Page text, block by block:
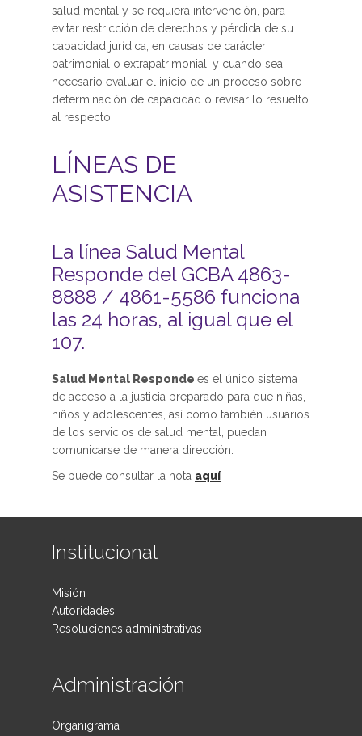
salud mental y se requiera intervención, para
evitar restricción de derechos y pérdida de su
capacidad jurídica, en causas de carácter
patrimonial o extrapatrimonial, y cuando sea
necesario evaluar el inicio de un proceso sobre
determinación de capacidad o revisar lo resuelto
al respecto.
LÍNEAS DE
ASISTENCIA
La línea Salud Mental
Responde del GCBA 4863-
8888 / 4861-5586 funciona
las 24 horas, al igual que el
107.
Salud Mental Responde es el único sistema
de acceso a la justicia preparado para que niñas,
niños y adolescentes, así como también usuarios
de los servicios de salud mental, puedan
comunicarse de manera dirección.
Se puede consultar la nota aquí
Institucional
Misión
Autoridades
Resoluciones administrativas
Administración
Organigrama